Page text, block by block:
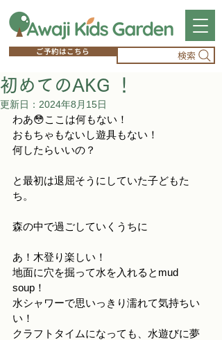
ご予約はこちら 検索
初めてのAKG ！
更新日： 2024年8月15日
わあ😳ここは何もない！
おもちゃもないし遊具もない！
何したらいいの？
と最初は退屈そうにしていた子どもた
ち。
森の中で過ごしていくうちに
あ！木登り楽しい！
地面に穴を掘って水を入れるとmud
soup！
水シャワーで思いっきり濡れて気持ちい
い！
クラフトタイムになっても、水遊びに夢